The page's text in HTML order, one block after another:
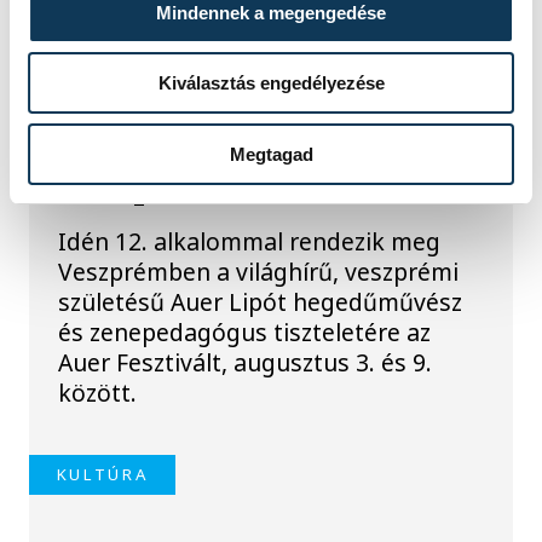
Mindennek a megengedése
Kiválasztás engedélyezése
Megtagad
Ezen a héten a
komolyzene fővárosa
Veszprém
Idén 12. alkalommal rendezik meg
Veszprémben a világhírű, veszprémi
születésű Auer Lipót hegedűművész
és zenepedagógus tiszteletére az
Auer Fesztivált, augusztus 3. és 9.
között.
KULTÚRA